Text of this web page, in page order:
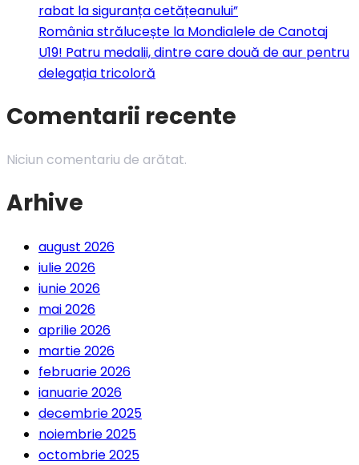
rabat la siguranța cetățeanului”
România strălucește la Mondialele de Canotaj
U19! Patru medalii, dintre care două de aur pentru
delegația tricoloră
Comentarii recente
Niciun comentariu de arătat.
Arhive
august 2026
iulie 2026
iunie 2026
mai 2026
aprilie 2026
martie 2026
februarie 2026
ianuarie 2026
decembrie 2025
noiembrie 2025
octombrie 2025